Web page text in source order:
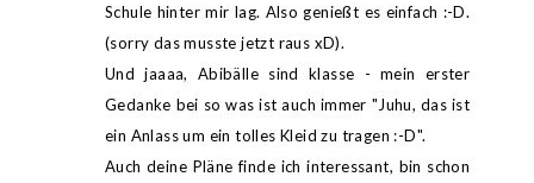
Schule hinter mir lag. Also genießt es einfach :-D.
(sorry das musste jetzt raus xD).
Und jaaaa, Abibälle sind klasse - mein erster
Gedanke bei so was ist auch immer "Juhu, das ist
ein Anlass um ein tolles Kleid zu tragen :-D".
Auch deine Pläne finde ich interessant, bin schon